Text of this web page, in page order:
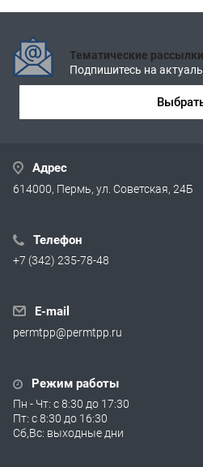
Тематические рассылки
Подпишитесь на
Адрес
614000, Пермь, ул. Советская, 24Б
Телефон
+7 (342) 235-78-48
E-mail
permtpp@permtpp.ru
Режим работы
Пн - Чт: с 8:30 до 17:30
Пт: с 8:30 до 16:30
Сб,Вс: выходные дни